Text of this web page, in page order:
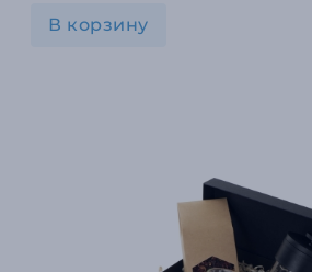
В корзину